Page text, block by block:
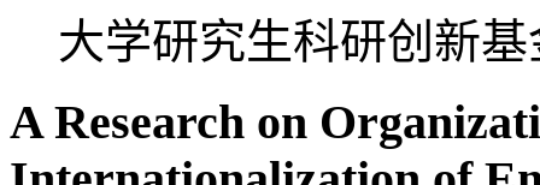
大学研究生科研创新
A Research on